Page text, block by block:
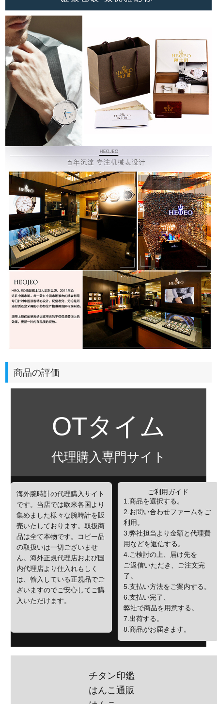
商品の評価
OTタイム
代理購入専門サイト
海外腕時計の代理購入サイト
です。当店では欧米各国より
集めました様々な腕時計を販
売いたしております。取扱商
品は全て本物です。コピー品
の取扱いは一切ございませ
ん。海外正規代理店および国
内代理店より仕入れもしく
は、輸入している正規品でご
ざいますのでご安心してご購
入いただけます。
ご利用ガイド
1.商品を選択する。
2.お問い合わせファームをご
利用。
3.弊社担当より金額と代理費
用などを返信する。
4.ご検討の上、届け先を
ご返信いただき、ご注文完
了。
5.支払い方法をご案内する。
6.支払い完了、
弊社で商品を用意する。
7.出荷する。
8.商品がお届きます。
チタン印鑑
はんこ通販